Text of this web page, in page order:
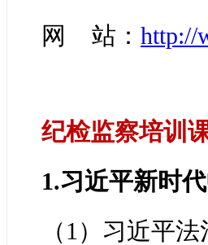
网 站： http://
纪检监察培训
1.习近平新时
（1）习近平